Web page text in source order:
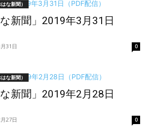
な新聞）
新聞」2019年3月31日
31日 0
な新聞）
新聞」2019年2月28日
27日 0